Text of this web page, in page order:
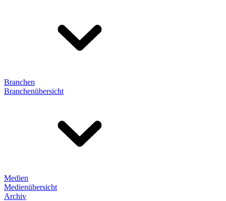
Branchen
Branchenübersicht
Medien
Medienübersicht
Archiv